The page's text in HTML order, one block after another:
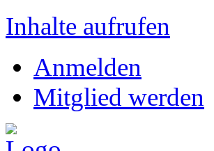
Inhalte aufrufen
Anmelden
Mitglied werden